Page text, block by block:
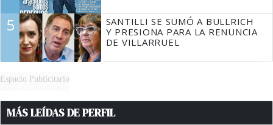
5
SANTILLI SE SUMÓ A BULLRICH
Y PRESIONA PARA LA RENUNCIA
DE VILLARRUEL
Espacio Publicitario
MÁS LEÍDAS DE PERFIL